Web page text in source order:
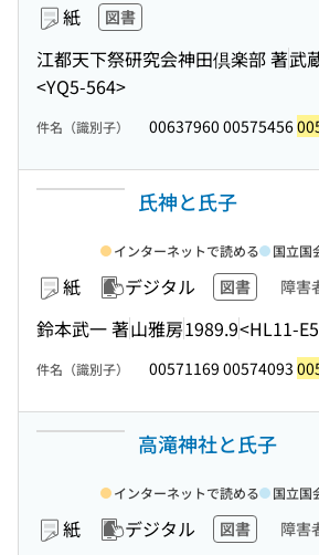
紙 図書
江都天下祭研究会神田倶楽部 著武
<YQ5-564>
件名（識別子） 00637960 00575456
氏神と氏子
紙 デジタル 図書 障害
鈴本武一 著山雅房1989.9<HL11-
インターネットで読める 国立国
件名（識別子） 00571169 00574093
高滝神社と氏子
紙 デジタル 図書 障害
インターネットで読める 国立国